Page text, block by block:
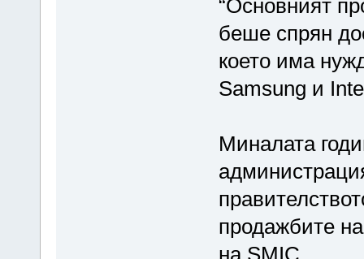
“Основният
беше спрян
което има
Samsung и
Миналата
продажбите